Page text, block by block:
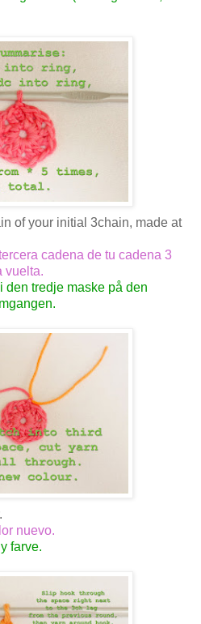
of your initial 3chain, made at
cadena de tu cadena 3
vuelta.
tredje maske på den
nuevo.
farve.